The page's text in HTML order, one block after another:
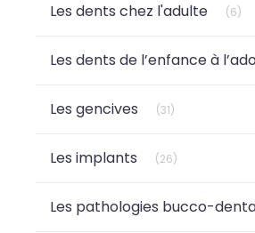
Les dents chez l'adulte (6)
Les dents de l’enfance à
Les gencives (31)
Les implants (26)
Les pathologies bucco-